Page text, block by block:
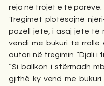
reja në trojet e të parëve.
Tregimet plotësojnë
pazëll jete, i asaj jete të
vendi me bukuri të
autori në tregimin “Djali i
“Si ballkon i stërmadh
gjithë ky vend me bukuri